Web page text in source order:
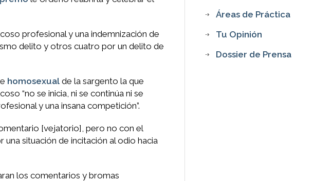
profesional y una indemnización de
delito y otros cuatro por un delito de
homosexual de la sargento la que
“no se inicia, ni se continúa ni se
y una insana competición”.
[vejatorio], pero no con el
situación de incitación al odio hacia
los comentarios y bromas
Áreas de Práctica
Tu Opinión
Dossier de Prensa